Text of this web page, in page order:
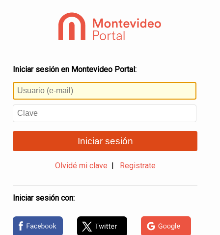
Iniciar sesión en Montevideo Portal:
Iniciar sesión
Olvidé mi clave Registrate
Iniciar sesión con: